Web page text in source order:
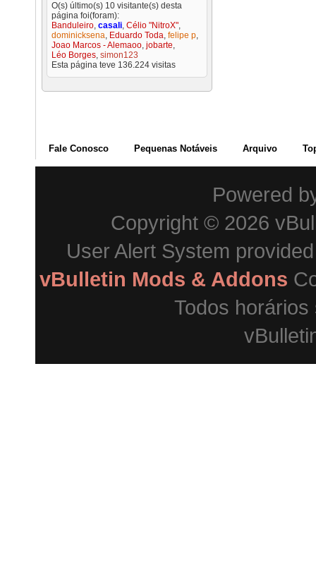
O(s) último(s) 10 visitante(s) desta
página foi(foram):
Banduleiro, casali, Célio "NitroX",
dominicksena, Eduardo Toda, felipe p,
Joao Marcos - Alemaoo, jobarte,
Léo Borges, simon123
Esta página teve 136.224 visitas
Fale Conosco Pequenas Notáveis Arquivo
Powered
Copyright © 2026
User Alert System
vBulletin Mods & Addons
Todos